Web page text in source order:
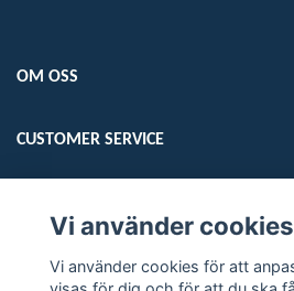
OM OSS
CUSTOMER SERVICE
Sociala medier
Vi använder cookies
Vi använder cookies för att